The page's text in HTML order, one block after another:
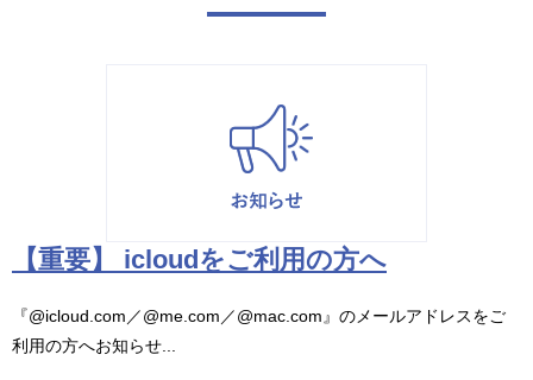
【重要】 icloudをご利用の方へ
『@icloud.com／@me.com／@mac.com』のメールアドレスをご
利用の方へお知らせ...